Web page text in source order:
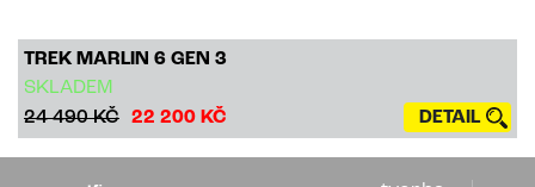
TREK MARLIN 6 GEN 3
SKLADEM
24 490 KČ
22 200 KČ DETAIL